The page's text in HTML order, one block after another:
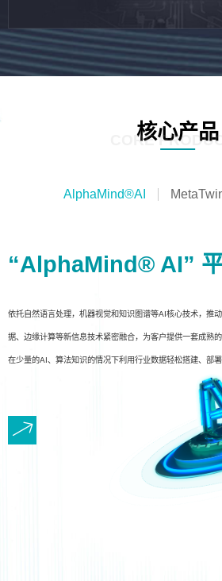
核心产品
CORE
AlphaMind®AI
“AlphaMind® AI”
依托自然语言处理，机器视觉和知识图谱等AI核心技术，推
据、边缘计算等新信息技术紧密融合，为客户提供一套成熟
在少量的AI、算法知识的情况下利用行业数据轻松搭建、部